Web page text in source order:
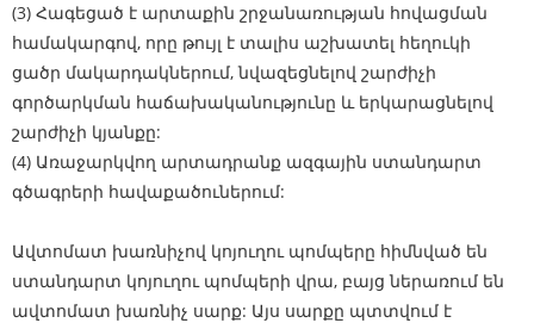
(3) Հագեցած է արտաքին շրջանառության հովացման
համակարգով, որը թույլ է տալիս աշխատել հեղուկի
ցածր մակարդակներում, նվազեցնելով շարժիչի
գործարկման հաճախականությունը և երկարացնելով
շարժիչի կյանքը:
(4) Առաջարկվող արտադրանք ազգային ստանդարտ
գծագրերի հավաքածուներում:
Ավտոմատ խառնիչով կոյուղու պոմպերը հիմնված են
ստանդարտ կոյուղու պոմպերի վրա, բայց ներառում են
ավտոմատ խառնիչ սարք: Այս սարքը պտտվում է